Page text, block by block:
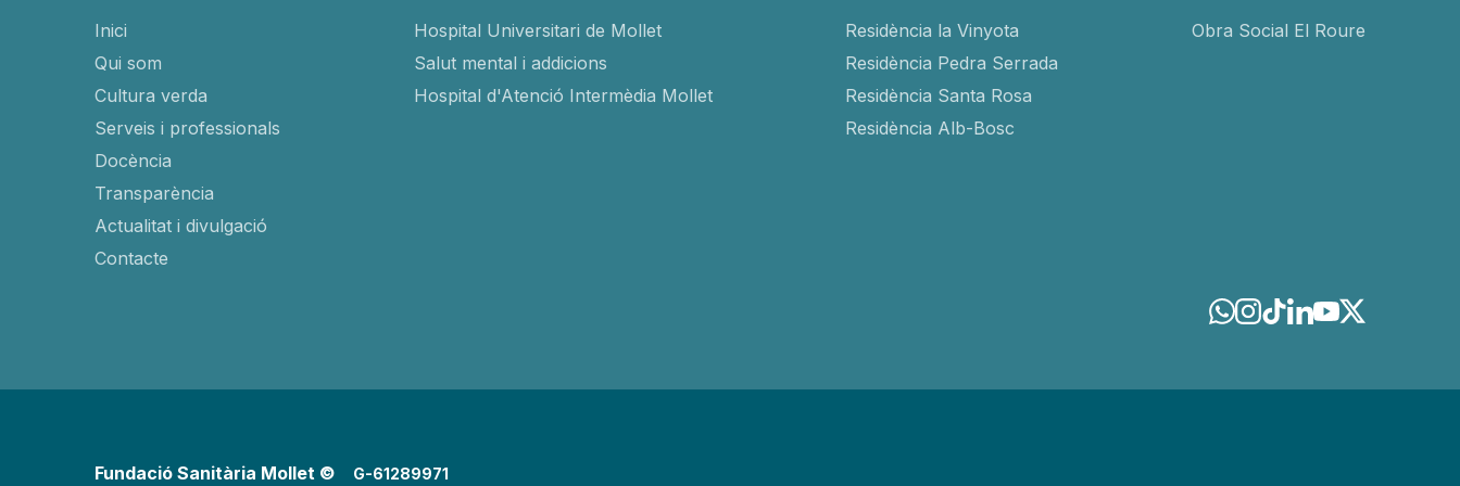
Inici
Qui som
Cultura verda
Serveis i professionals
Docència
Transparència
Actualitat i divulgació
Contacte
Hospital Universitari de Mollet
Salut mental i addicions
Hospital d'Atenció Intermèdia Mollet
Residència la Vinyota
Residència Pedra Serrada
Residència Santa Rosa
Residència Alb-Bosc
Obra Social El Roure
Fundació Sanitària Mollet © G-61289971